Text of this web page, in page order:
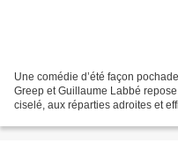
Une comédie d’été façon
Greep et Guillaume Labbé
ciselé, aux réparties adroites et